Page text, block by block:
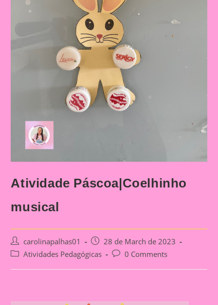
Atividade Páscoa|Coelhinho
musical
Post
author:
carolinapalhas01
Post
published:
28 de March de 2023
PostAtividades Pedagógicas
Post0 Comments